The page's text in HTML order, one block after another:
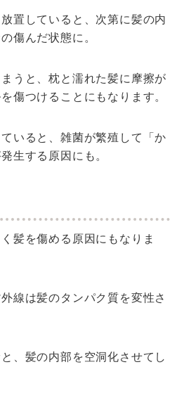
置していると、次第に髪の内
傷んだ状態に。
うと、枕と濡れた髪に摩擦が
傷つけることにもなります。
いると、雑菌が繁殖して「か
生する原因にも。
髪を傷める原因にもなりま
線は髪のタンパク質を変性さ
、髪の内部を空洞化させてし